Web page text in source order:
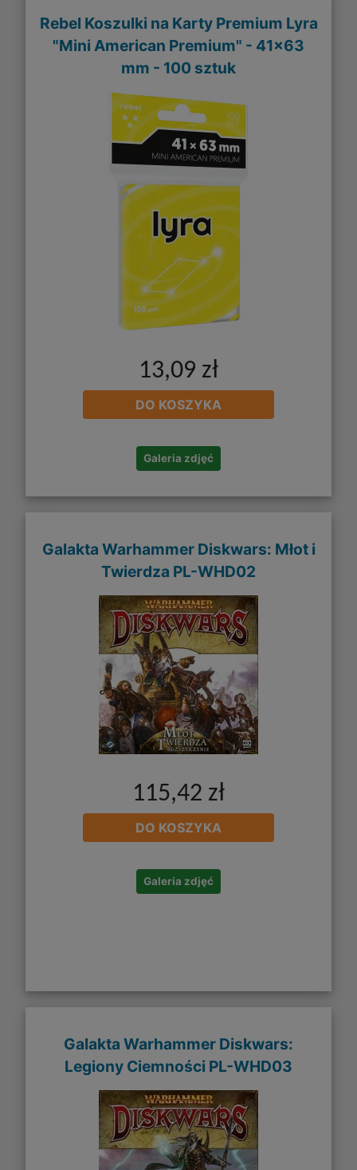
Rebel Koszulki na Karty Premium Lyra
"Mini American Premium" - 41x63
mm - 100 sztuk
13,09 zł
DO KOSZYKA
Galeria zdjęć
Galakta Warhammer Diskwars: Młot i
Twierdza PL-WHD02
115,42 zł
DO KOSZYKA
Galeria zdjęć
Galakta Warhammer Diskwars:
Legiony Ciemności PL-WHD03